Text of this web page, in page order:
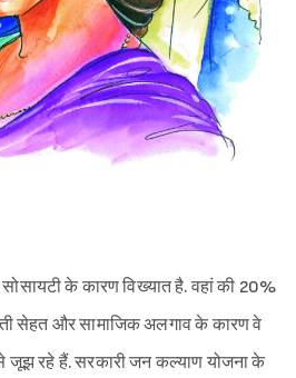
के कारण विख्यात है. वहां की 20%
सेहत और सामाजिक अलगाव के कारण वे
रहे हैं. सरकारी जन कल्याण योजना के